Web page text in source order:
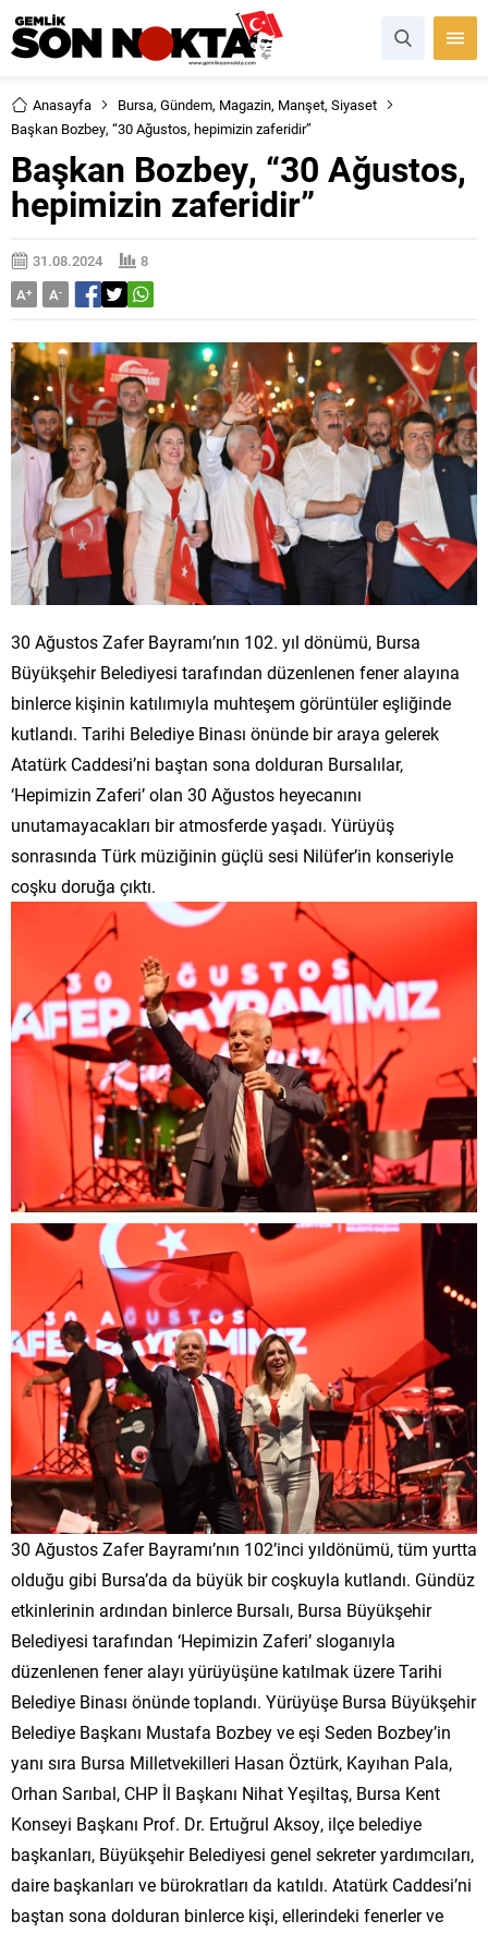
Anasayfa Bursa, Gündem, Magazin, Manşet, Siyaset
Başkan Bozbey, “30 Ağustos, hepimizin zaferidir”
Başkan Bozbey, “30 Ağustos,
hepimizin zaferidir”
31.08.2024
8
A+ A-
30 Ağustos Zafer Bayramı’nın 102. yıl dönümü, Bursa
Büyükşehir Belediyesi tarafından düzenlenen fener alayına
binlerce kişinin katılımıyla muhteşem görüntüler eşliğinde
kutlandı. Tarihi Belediye Binası önünde bir araya gelerek
Atatürk Caddesi’ni baştan sona dolduran Bursalılar,
‘Hepimizin Zaferi’ olan 30 Ağustos heyecanını
unutamayacakları bir atmosferde yaşadı. Yürüyüş
sonrasında Türk müziğinin güçlü sesi Nilüfer’in konseriyle
coşku doruğa çıktı.
30 Ağustos Zafer Bayramı’nın 102’inci yıldönümü, tüm yurtta
olduğu gibi Bursa’da da büyük bir coşkuyla kutlandı. Gündüz
etkinlerinin ardından binlerce Bursalı, Bursa Büyükşehir
Belediyesi tarafından ‘Hepimizin Zaferi’ sloganıyla
düzenlenen fener alayı yürüyüşüne katılmak üzere Tarihi
Belediye Binası önünde toplandı. Yürüyüşe Bursa Büyükşehir
Belediye Başkanı Mustafa Bozbey ve eşi Seden Bozbey’in
yanı sıra Bursa Milletvekilleri Hasan Öztürk, Kayıhan Pala,
Orhan Sarıbal, CHP İl Başkanı Nihat Yeşiltaş, Bursa Kent
Konseyi Başkanı Prof. Dr. Ertuğrul Aksoy, ilçe belediye
başkanları, Büyükşehir Belediyesi genel sekreter yardımcıları,
daire başkanları ve bürokratları da katıldı. Atatürk Caddesi’ni
baştan sona dolduran binlerce kişi, ellerindeki fenerler ve